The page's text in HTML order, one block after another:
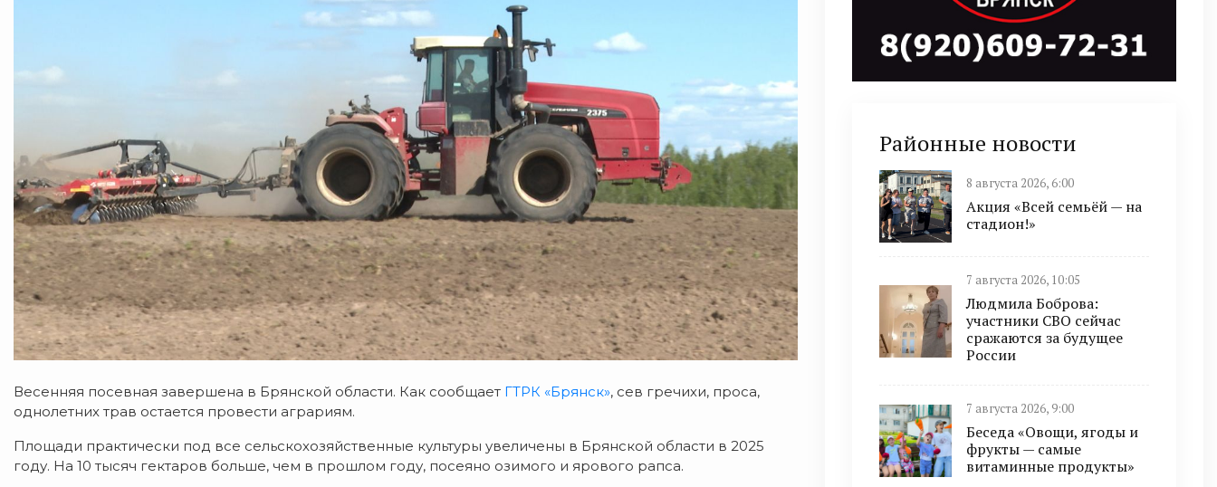
Весенняя посевная завершена в Брянской области. Как сообщает ГТРК «Брянск», сев гречихи, проса,
однолетних трав остается провести аграриям.
Площади практически под все сельскохозяйственные культуры увеличены в Брянской области в 2025
году. На 10 тысяч гектаров больше, чем в прошлом году, посеяно озимого и ярового рапса.
Районные новости
8 августа 2026, 6:00
Акция «Всей семьёй — на
стадион!»
7 августа 2026, 10:05
Людмила Боброва:
участники СВО сейчас
сражаются за будущее
России
7 августа 2026, 9:00
Беседа «Овощи, ягоды и
фрукты — самые
витаминные продукты»